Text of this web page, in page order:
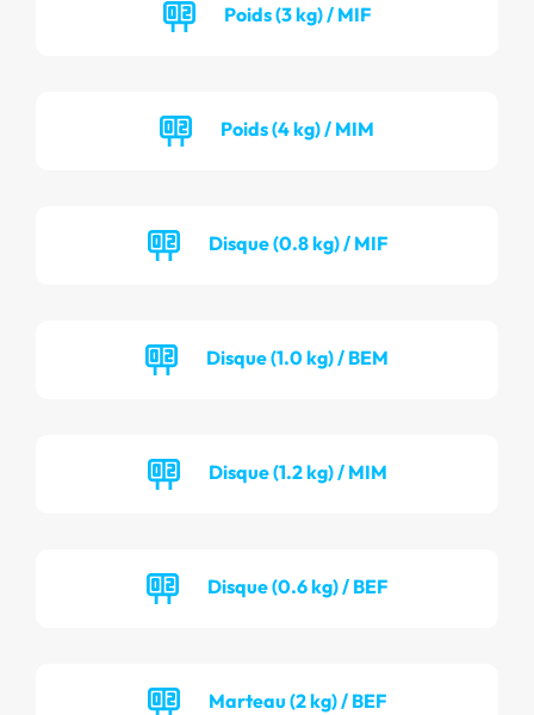
Poids (3 kg) / MIF
Poids (4 kg) / MIM
Disque (0.8 kg) / MIF
Disque (1.0 kg) / BEM
Disque (1.2 kg) / MIM
Disque (0.6 kg) / BEF
Marteau (2 kg) / BEF